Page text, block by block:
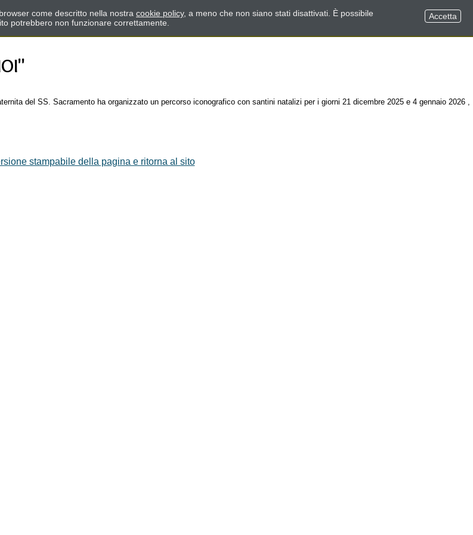
del SS. Sacramento ha organizzato un percorso iconografico con santini natalizi per i giorni 21 dicembre 2025 e 4 gennaio 2026 ,
stampabile della pagina e ritorna al sito
come descritto nella nostra cookie policy, a meno che non siano stati disattivati. È possibile
potrebbero non funzionare correttamente.
Accetta